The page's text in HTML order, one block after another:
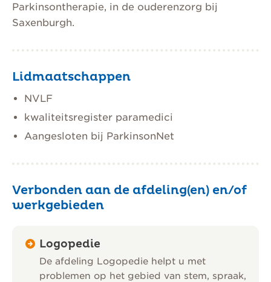
Parkinsontherapie, in de ouderenzorg bij
Saxenburgh.
Lidmaatschappen
NVLF
kwaliteitsregister paramedici
Aangesloten bij ParkinsonNet
Verbonden aan de afdeling(en) en/of
werkgebieden
Logopedie
De afdeling Logopedie helpt u met
problemen op het gebied van stem, spraak,